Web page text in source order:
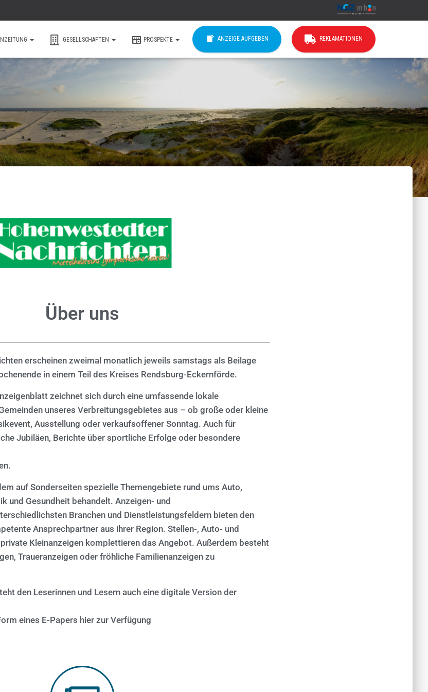
GESELLSCHAFTEN PROSPEKTE ANZEIGE AUFGEBEN REKLAMATIONEN
Über uns
erscheinen zweimal monatlich jeweils samstags als Beilage
in einem Teil des Kreises Rendsburg-Eckernförde.
zeichnet sich durch eine umfassende lokale
unseres Verbreitungsgebietes aus – ob große oder kleine
Ausstellung oder verkaufsoffener Sonntag. Auch für
Jubiläen, Berichte über sportliche Erfolge oder besondere
auf Sonderseiten spezielle Themengebiete rund ums Auto,
und Gesundheit behandelt. Anzeigen- und
Branchen und Dienstleistungsfeldern bieten den
Ansprechpartner aus ihrer Region. Stellen-, Auto- und
Kleinanzeigen komplettieren das Angebot. Außerdem besteht
Traueranzeigen oder fröhliche Familienanzeigen zu
den Leserinnen und Lesern auch eine digitale Version der
eines E-Papers hier zur Verfügung